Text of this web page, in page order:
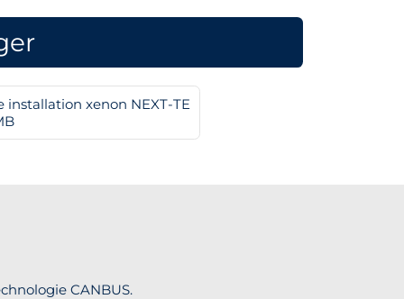
installation xenon NEXT-TE
CANBUS.